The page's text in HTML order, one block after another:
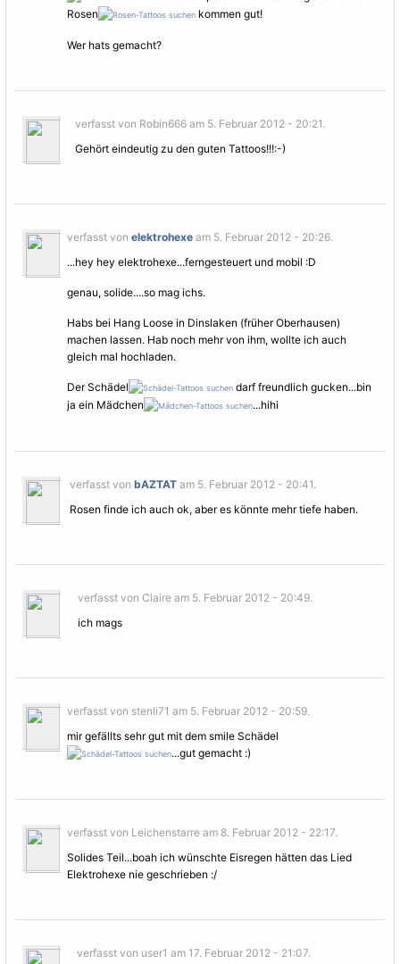
Rosen
kommen gut!
Wer hats gemacht?
verfasst von Robin666 am 5. Februar 2012 - 20:21.
Gehört eindeutig zu den guten Tattoos!!!:-)
verfasst von elektrohexeam 5. Februar 2012 - 20:26.
...hey hey elektrohexe...ferngesteuert und mobil :D
genau, solide....so mag ichs.
Habs bei Hang Loose in Dinslaken (früher Oberhausen)
machen lassen. Hab noch mehr von ihm, wollte ich auch
gleich mal hochladen.
Der Schädel
darf freundlich gucken...bin
ja ein Mädchen
...hihi
verfasst von bAZTATam 5. Februar 2012 - 20:41.
Rosen finde ich auch ok, aber es könnte mehr tiefe haben.
verfasst von Claire am 5. Februar 2012 - 20:49.
ich mags
verfasst von stenli71 am 5. Februar 2012 - 20:59.
mir gefällts sehr gut mit dem smile Schädel
...gut gemacht :)
verfasst von Leichenstarre am 8. Februar 2012 - 22:17.
Solides Teil...boah ich wünschte Eisregen hätten das Lied
Elektrohexe nie geschrieben :/
verfasst von user1 am 17. Februar 2012 - 21:07.